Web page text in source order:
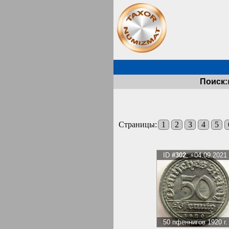
Поиск:
Страницы: 1 2 3 4 5
50 пфеннигов 1920 г.
ID #302, +04.09.2021